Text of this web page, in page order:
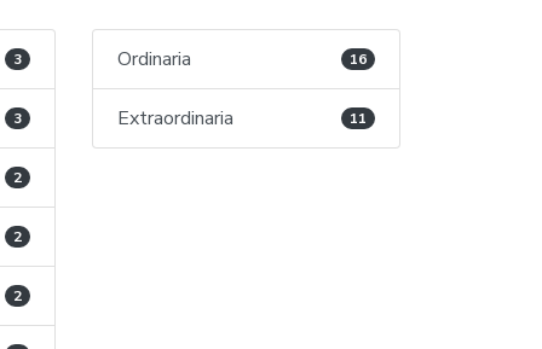
3
3
2
2
2
Ordinaria 16
Extraordinaria 11